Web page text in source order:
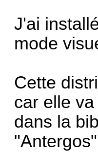
J'ai
mode
Cette
car elle
dans la